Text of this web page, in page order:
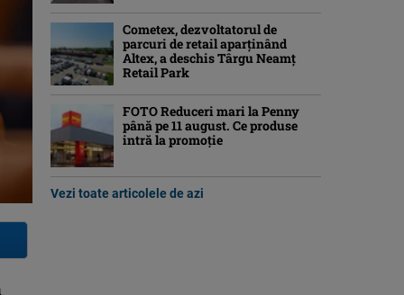
Cometex, dezvoltatorul de
parcuri de retail aparținând
Altex, a deschis Târgu Neamț
Retail Park
FOTO Reduceri mari la Penny
până pe 11 august. Ce produse
intră la promoție
Vezi toate articolele de azi